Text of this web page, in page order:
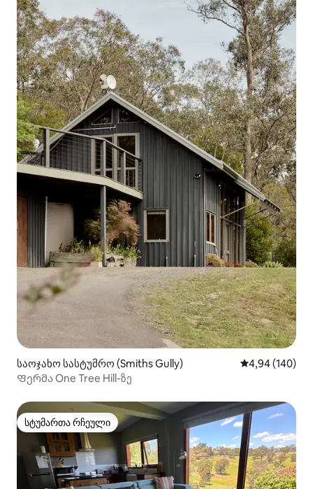
საოჯახო სასტუმრო (Smiths Gully) საშუალო
4,94 (140)
Ფერმა One Tree Hill-ზე
სტუმართა რჩეული
სტუმართა რჩეული